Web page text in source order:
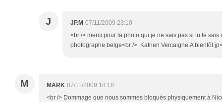
J JP.M 07/11/2009 23:10
<br /> merci pour la photo qui je ne sais pas si tu le sais
photographe belge<br /> Katrien Vercaigne.A bientôt
M MARK 07/11/2009 18:18
<br /> Dommage que nous sommes bloqués physiquement à